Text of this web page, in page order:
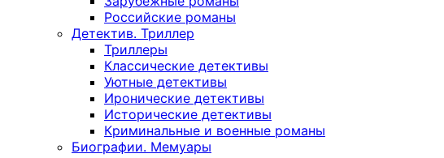
Российские романы
Детектив. Триллер
Триллеры
Классические детективы
Уютные детективы
Иронические детективы
Исторические детективы
Криминальные и военные романы
Биографии. Мемуары